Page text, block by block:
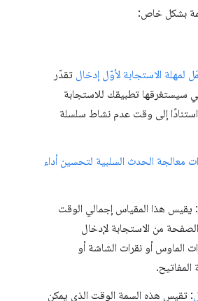
بشكل خاص:
الاستجابة لأوّل إدخالتقدّر
تطبيقك للاستجابة
إلى وقت عدم نشاط سلسلة
الحدث السلبية لتحسين أداء
هذا المقياس إجمالي الوقت
من الاستجابة لإدخال
أو نقرات الشاشة أو
هذه السمة الوقت الذي يمكن